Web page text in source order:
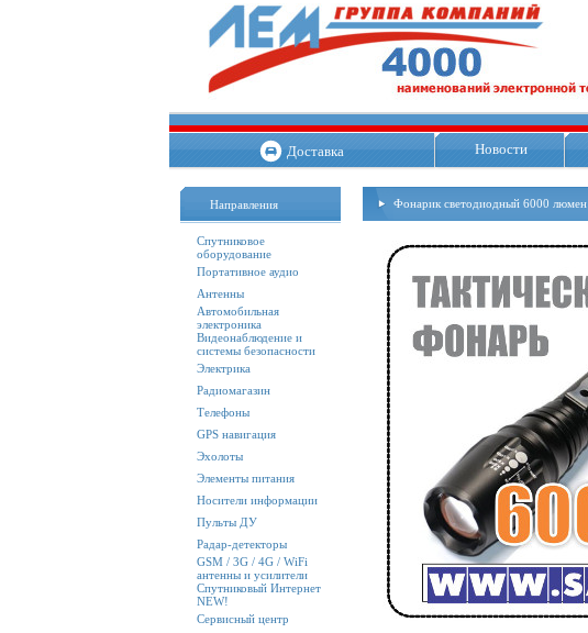
Доставка Новости
Направления
Спутниковое
оборудование
Портативное аудио
Антенны
Автомобильная
электроника
Видеонаблюдение и
системы безопасности
Электрика
Радиомагазин
Телефоны
GPS навигация
Эхолоты
Элементы питания
Носители информации
Пульты ДУ
Радар-детекторы
GSM / 3G / 4G / WiFi
антенны и усилители
Спутниковый Интернет
NEW!
Сервисный центр
Фонарик светодиодный 6000 люмен